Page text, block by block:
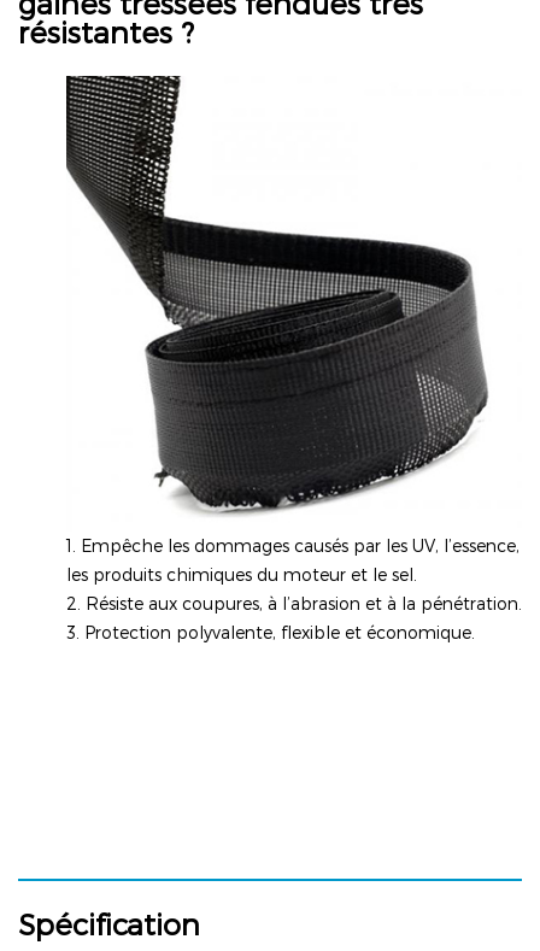
résistantes ?
1. Empêche les dommages causés par les UV, l’essence,
les produits chimiques du moteur et le sel.
2. Résiste aux coupures, à l’abrasion et à la pénétration.
3. Protection polyvalente, flexible et économique.
Spécification